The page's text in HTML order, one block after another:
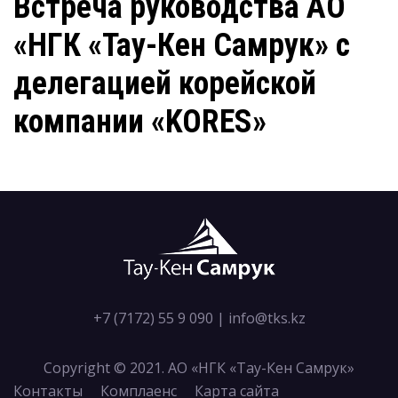
«НГК «Тау-Кен Самрук» с
делегацией корейской
компании «KORES»
+7 (7172) 55 9 090 | info@tks.kz
Copyright © 2021. АО «НГК «Тау-Кен Самрук»
Контакты
Комплаенс Карта сайта